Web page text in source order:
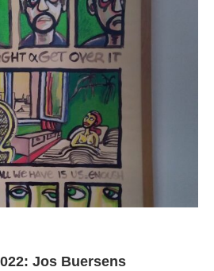
Jos Buersens